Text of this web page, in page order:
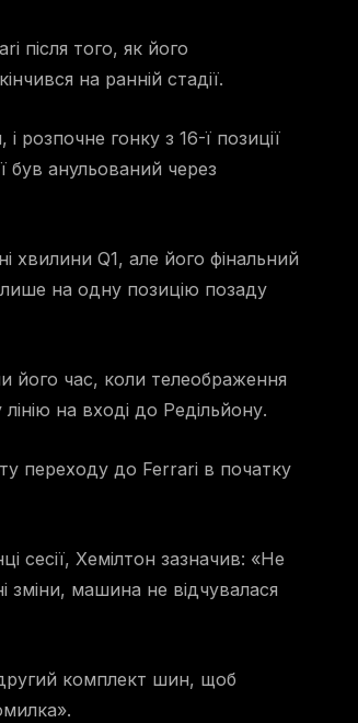
після того, як його
на ранній стадії.
розпочне гонку з 16-ї позиції
був анульований через
хвилини Q1, але його фінальний
на одну позицію позаду
його час, коли телеображення
на вході до Редільйону.
переходу до Ferrari в початку
сесії, Хемілтон зазначив: «Не
зміни, машина не відчувалася
комплект шин, щоб